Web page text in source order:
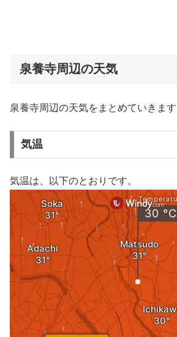
泉養寺周辺の天気
泉養寺周辺の天気をまとめていきます
気温
気温は、以下のとおりです。